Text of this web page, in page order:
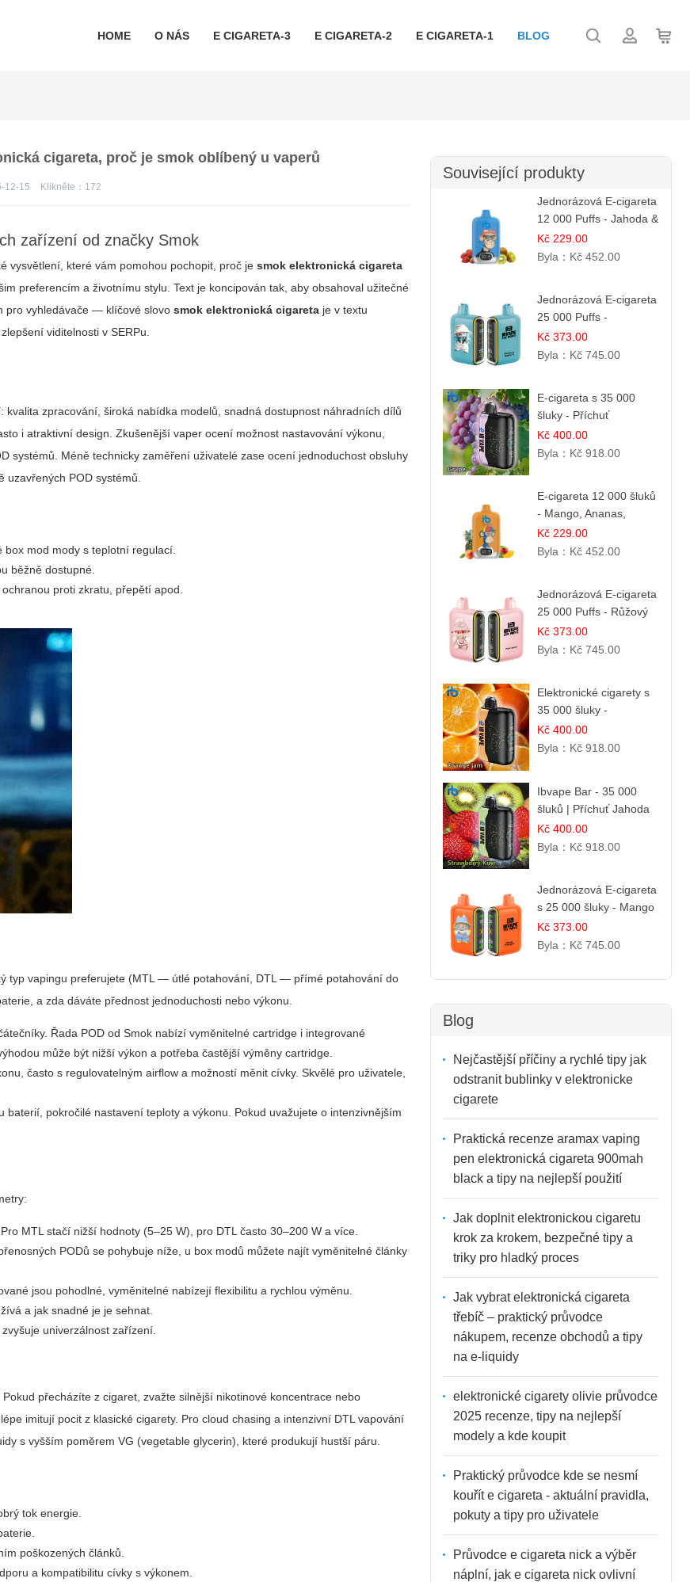
HOME O NÁS E CIGARETA-3 E CIGARETA-2 E CIGARETA-1 BLOG
cigareta, proč je smok oblíbený u vaperů
12-15 Klikněte： 172
zařízení od značky Smok
vysvětlení, které vám pomohou pochopit, proč jesmok elektronická cigareta
preferencím a životnímu stylu. Text je koncipován tak, aby obsahoval užitečné
pro vyhledávače — klíčové slovosmok elektronická cigareta je v textu
viditelnosti v SERPu.
kvalita zpracování, široká nabídka modelů, snadná dostupnost náhradních dílů
i atraktivní design. Zkušenější vaper ocení možnost nastavování výkonu,
systémů. Méně technicky zaměření uživatelé zase ocení jednoduchost obsluhy
uzavřených POD systémů.
mod mody s teplotní regulací.
běžně dostupné.
proti zkratu, přepětí apod.
typ vapingu preferujete (MTL — útlé potahování, DTL — přímé potahování do
a zda dáváte přednost jednoduchosti nebo výkonu.
Řada POD od Smok nabízí vyměnitelné cartridge i integrované
může být nižší výkon a potřeba častější výměny cartridge.
často s regulovatelným airflow a možností měnit cívky. Skvělé pro uživatele,
pokročilé nastavení teploty a výkonu. Pokud uvažujete o intenzivnějším
MTL stačí nižší hodnoty (5–25 W), pro DTL často 30–200 W a více.
PODů se pohybuje níže, u box modů můžete najít vyměnitelné články
jsou pohodlné, vyměnitelné nabízejí flexibilitu a rychlou výměnu.
a jak snadné je je sehnat.
univerzálnost zařízení.
přecházíte z cigaret, zvažte silnější nikotinové koncentrace nebo
imitují pocit z klasické cigarety. Pro cloud chasing a intenzivní DTL vapování
s vyšším poměrem VG (vegetable glycerin), které produkují hustší páru.
tok energie.
poškozených článků.
a kompatibilitu cívky s výkonem.
Související produkty
Jednorázová E-cigareta
12 000 Puffs - Jahoda &
Kiwi
Kč 229.00
Byla： Kč 452.00
Jednorázová E-cigareta
25 000 Puffs -
Ostružina & Borůvka
Kč 373.00
Byla： Kč 745.00
E-cigareta s 35 000
šluky - Příchuť
čerstvého hroznů
Kč 400.00
Byla： Kč 918.00
E-cigareta 12 000 šluků
- Mango, Ananas,
Broskev
Kč 229.00
Byla： Kč 452.00
Jednorázová E-cigareta
25 000 Puffs - Růžový
Citrón
Kč 373.00
Byla： Kč 745.00
Elektronické cigarety s
35 000 šluky -
Pomerančový džem
Kč 400.00
Byla： Kč 918.00
Ibvape Bar - 35 000
šluků | Příchuť Jahoda
& Kiwi
Kč 400.00
Byla： Kč 918.00
Jednorázová E-cigareta
s 25 000 šluky - Mango
& Ananas
Kč 373.00
Byla： Kč 745.00
Blog
Nejčastější příčiny a rychlé tipy jak
odstranit bublinky v elektronicke
cigarete
Praktická recenze aramax vaping
pen elektronická cigareta 900mah
black a tipy na nejlepší použití
Jak doplnit elektronickou cigaretu
krok za krokem, bezpečné tipy a
triky pro hladký proces
Jak vybrat elektronická cigareta
třebíč – praktický průvodce
nákupem, recenze obchodů a tipy
na e-liquidy
elektronické cigarety olivie průvodce
2025 recenze, tipy na nejlepší
modely a kde koupit
Praktický průvodce kde se nesmí
kouřít e cigareta - aktuální pravidla,
pokuty a tipy pro uživatele
Průvodce e cigareta nick a výběr
náplní, jak e cigareta nick ovlivní